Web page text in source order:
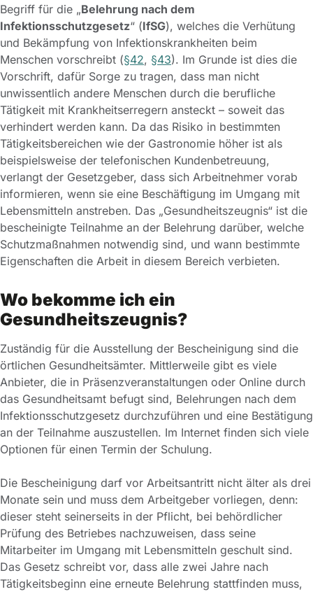
Begriff für die „Belehrung nach dem
Infektionsschutzgesetz“ (IfSG), welches die Verhütung
und Bekämpfung von Infektionskrankheiten beim
Menschen vorschreibt (§42, §43). Im Grunde ist dies die
Vorschrift, dafür Sorge zu tragen, dass man nicht
unwissentlich andere Menschen durch die berufliche
Tätigkeit mit Krankheitserregern ansteckt – soweit das
verhindert werden kann. Da das Risiko in bestimmten
Tätigkeitsbereichen wie der Gastronomie höher ist als
beispielsweise der telefonischen Kundenbetreuung,
verlangt der Gesetzgeber, dass sich Arbeitnehmer vorab
informieren, wenn sie eine Beschäftigung im Umgang mit
Lebensmitteln anstreben. Das „Gesundheitszeugnis“ ist die
bescheinigte Teilnahme an der Belehrung darüber, welche
Schutzmaßnahmen notwendig sind, und wann bestimmte
Eigenschaften die Arbeit in diesem Bereich verbieten.
Wo bekomme ich ein
Gesundheitszeugnis?
Zuständig für die Ausstellung der Bescheinigung sind die
örtlichen Gesundheitsämter. Mittlerweile gibt es viele
Anbieter, die in Präsenzveranstaltungen oder Online durch
das Gesundheitsamt befugt sind, Belehrungen nach dem
Infektionsschutzgesetz durchzuführen und eine Bestätigung
an der Teilnahme auszustellen. Im Internet finden sich viele
Optionen für einen Termin der Schulung.
Die Bescheinigung darf vor Arbeitsantritt nicht älter als drei
Monate sein und muss dem Arbeitgeber vorliegen, denn:
dieser steht seinerseits in der Pflicht, bei behördlicher
Prüfung des Betriebes nachzuweisen, dass seine
Mitarbeiter im Umgang mit Lebensmitteln geschult sind.
Das Gesetz schreibt vor, dass alle zwei Jahre nach
Tätigkeitsbeginn eine erneute Belehrung stattfinden muss,